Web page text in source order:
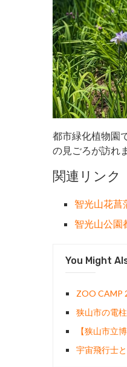
都市緑化植物園
の見ごろが訪れ
関連リンク
智光山花菖
智光山公園
You Might
ZOO
狭山市の電
【狭山市立
宇宙飛行士